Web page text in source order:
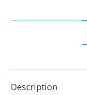
Description